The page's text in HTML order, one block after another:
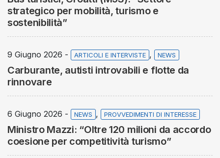
strategico per mobilità, turismo e
sostenibilità”
9 Giugno 2026 - ARTICOLI E INTERVISTE , NEWS
Carburante, autisti introvabili e flotte da
rinnovare
6 Giugno 2026 - NEWS , PROVVEDIMENTI DI INTERESSE
Ministro Mazzi: “Oltre 120 milioni da accordo
coesione per competitività turismo”